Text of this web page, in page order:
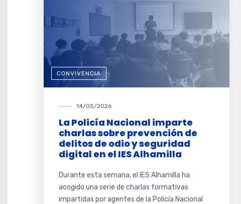
CONVIVENCIA
14/05/2026
La Policía Nacional imparte
charlas sobre prevención de
delitos de odio y seguridad
digital en el IES Alhamilla
Durante esta semana, el IES Alhamilla ha
acogido una serie de charlas formativas
impartidas por agentes de la Policía Nacional